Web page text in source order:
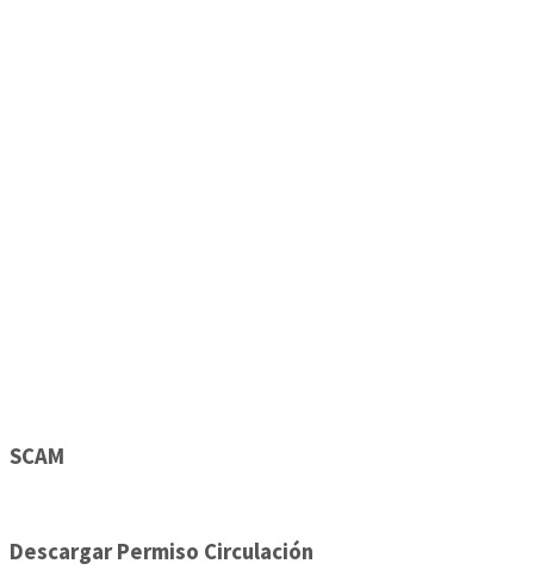
SCAM
Descargar Permiso Circulación